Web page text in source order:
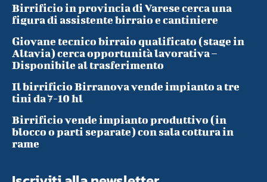
Birrificio in provincia di Varese cerca una
figura di assistente birraio e cantiniere
Giovane tecnico birraio qualificato (stage in
Altavia) cerca opportunità lavorativa –
Disponibile al trasferimento
Il birrificio Birranova vende impianto a tre
tini da 7-10 hl
Birrificio vende impianto produttivo (in
blocco o parti separate) con sala cottura in
rame